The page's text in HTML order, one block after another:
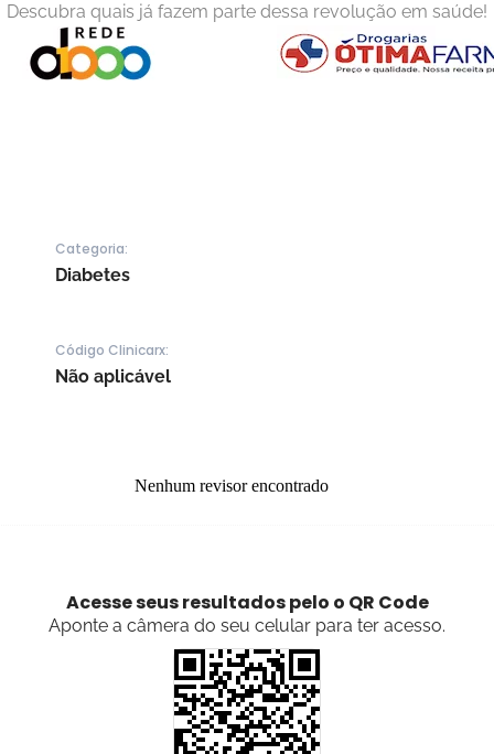
Descubra quais já fazem parte dessa revolução em saúde!
Categoria:
Diabetes
Código Clinicarx:
Não aplicável
Nenhum revisor encontrado
Acesse seus resultados pelo o QR Code
Aponte a câmera do seu celular para ter acesso.